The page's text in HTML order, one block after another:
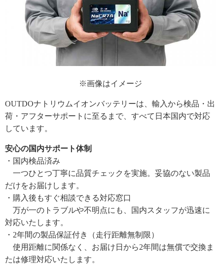
※画像はイメージ
OUTDOナトリウムイオンバッテリーは、輸入から検品・出
荷・アフターサポートに至るまで、すべて日本国内で対応
しています。
安心の国内サポート体制
・国内検品済み
一つひとつ丁寧に品質チェックを実施。妥協のない製品
だけをお届けします。
・購入後もすぐ相談できる対応窓口
万が一のトラブルや不明点にも、国内スタッフが迅速に
対応いたします。
・2年間の製品保証付き（走行距離無制限）
使用距離に関係なく、お届け日から2年間は無償で交換ま
たは修理対応いたします。